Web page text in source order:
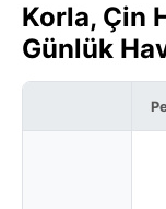
Korla, Çin
Günlük